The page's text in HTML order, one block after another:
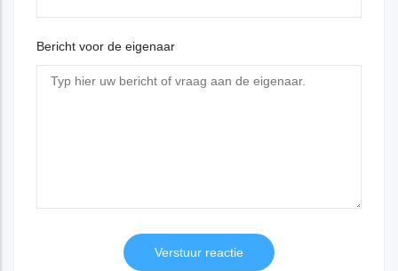
Bericht voor de eigenaar